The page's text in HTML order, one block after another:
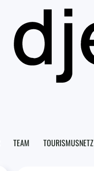
TEAM TOURISMUSNETZ